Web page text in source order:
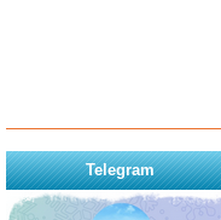
Telegram